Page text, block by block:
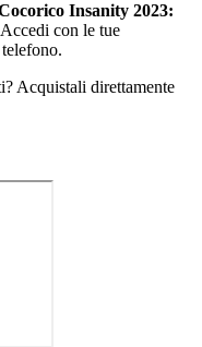
Insanity 2023:
con le tue
Acquistali direttamente